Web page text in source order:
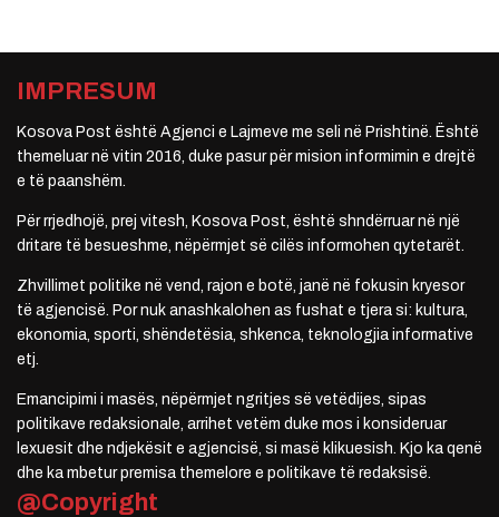
IMPRESUM
Kosova Post është Agjenci e Lajmeve me seli në Prishtinë. Është
themeluar në vitin 2016, duke pasur për mision informimin e drejtë
e të paanshëm.
Për rrjedhojë, prej vitesh, Kosova Post, është shndërruar në një
dritare të besueshme, nëpërmjet së cilës informohen qytetarët.
Zhvillimet politike në vend, rajon e botë, janë në fokusin kryesor
të agjencisë. Por nuk anashkalohen as fushat e tjera si: kultura,
ekonomia, sporti, shëndetësia, shkenca, teknologjia informative
etj.
Emancipimi i masës, nëpërmjet ngritjes së vetëdijes, sipas
politikave redaksionale, arrihet vetëm duke mos i konsideruar
lexuesit dhe ndjekësit e agjencisë, si masë klikuesish. Kjo ka qenë
dhe ka mbetur premisa themelore e politikave të redaksisë.
@Copyright